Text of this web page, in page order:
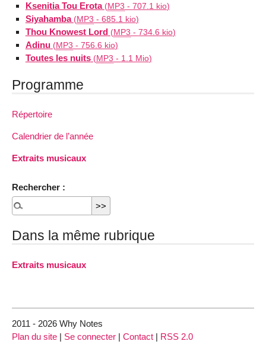
Ksenitia Tou Erota (MP3 - 707.1 kio)
Siyahamba (MP3 - 685.1 kio)
Thou Knowest Lord (MP3 - 734.6 kio)
Adinu (MP3 - 756.6 kio)
Toutes les nuits (MP3 - 1.1 Mio)
Programme
Répertoire
Calendrier de l’année
Extraits musicaux
Rechercher :
Dans la même rubrique
Extraits musicaux
2011 - 2026 Why Notes
Plan du site | Se connecter | Contact | RSS 2.0